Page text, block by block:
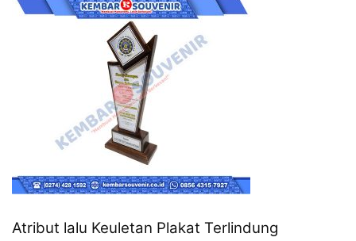
Atribut lalu Keuletan Plakat Terlindung